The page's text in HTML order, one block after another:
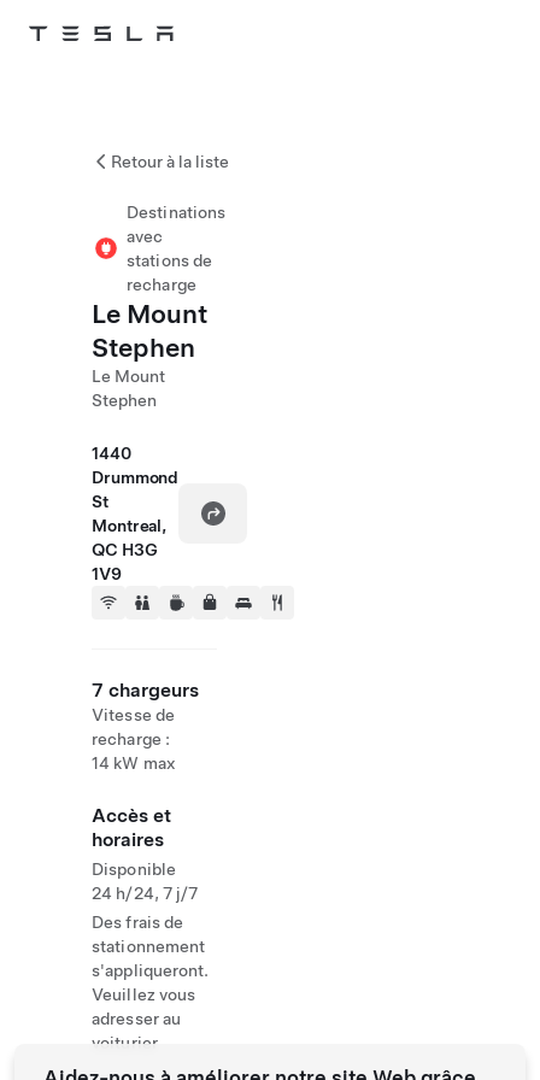
Retour à la liste
Destinations
avec
stations de
recharge
Le Mount
Stephen
Le Mount
Stephen
1440
Drummond
St
Montreal,
QC H3G
1V9
7 chargeurs
Vitesse de
recharge :
14 kW max
Accès et
horaires
Disponible
24 h/24, 7 j/7
Des frais de
stationnement
s'appliqueront.
Veuillez vous
adresser au
voiturier